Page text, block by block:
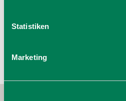
Statistiken
Marketing